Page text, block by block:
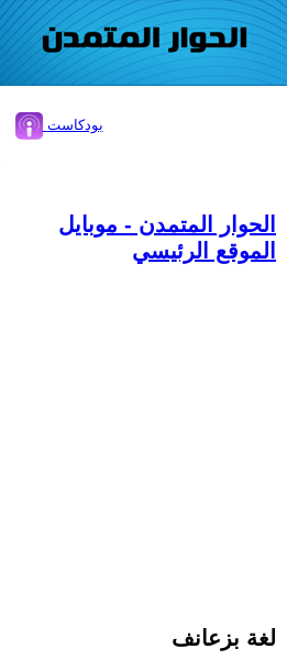
بودكاست
الحوار المتمدن - موبايل
الموقع الرئيسي
لغة بزعانف